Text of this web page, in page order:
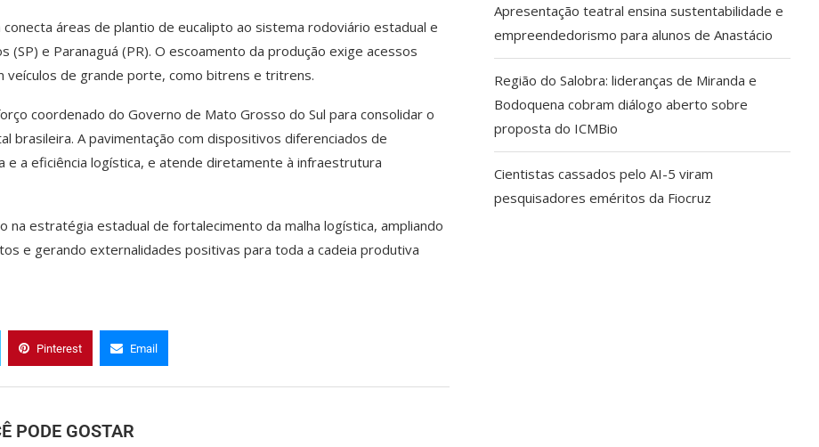
áreas de plantio de eucalipto ao sistema rodoviário estadual e
e Paranaguá (PR). O escoamento da produção exige acessos
veículos de grande porte, como bitrens e tritrens.
coordenado do Governo de Mato Grosso do Sul para consolidar o
brasileira. A pavimentação com dispositivos diferenciados de
a eficiência logística, e atende diretamente à infraestrutura
estratégia estadual de fortalecimento da malha logística, ampliando
e gerando externalidades positivas para toda a cadeia produtiva
Pinterest Email
PODE GOSTAR
Apresentação teatral ensina sustentabilidade e
empreendedorismo para alunos de Anastácio
Região do Salobra: lideranças de Miranda e
Bodoquena cobram diálogo aberto sobre
proposta do ICMBio
Cientistas cassados pelo AI-5 viram
pesquisadores eméritos da Fiocruz